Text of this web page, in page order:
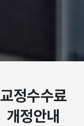
교정수수료
개정안내